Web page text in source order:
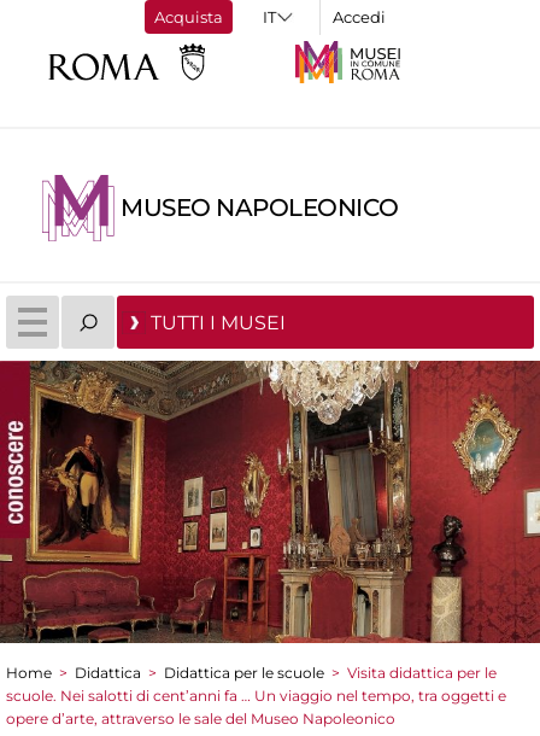
Acquista Accedi
MUSEO NAPOLEONICO
TUTTI I MUSEI
Tu sei qui
Home > Didattica > Didattica per le scuole > Visita didattica per le
scuole. Nei salotti di cent’anni fa … Un viaggio nel tempo, tra oggetti e
opere d’arte, attraverso le sale del Museo Napoleonico